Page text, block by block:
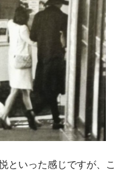
といった感じですが、こ